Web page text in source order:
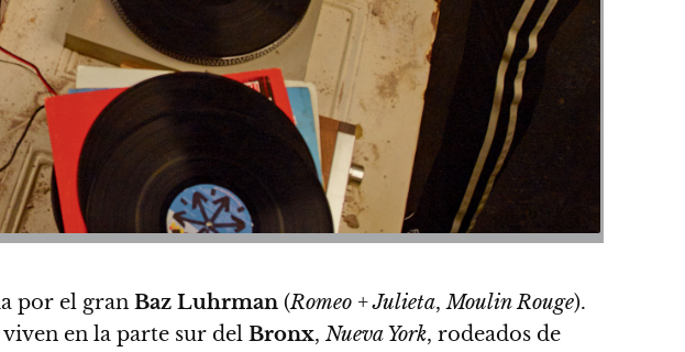
por el gran Baz Luhrman (Romeo + Julieta, Moulin Rouge).
en la parte sur del Bronx, Nueva York, rodeados de